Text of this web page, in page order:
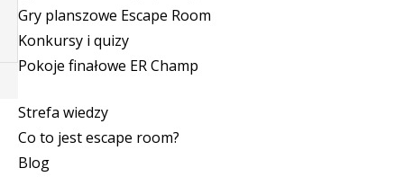
Gry planszowe Escape Room
Konkursy i quizy
Pokoje finałowe ER Champ
Strefa wiedzy
Co to jest escape room?
Blog